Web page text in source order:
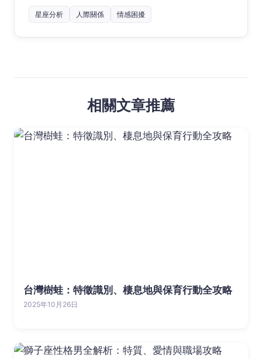
星座分析 人際關係 情感困擾
相關文章推薦
台灣樹蛙：特徵識別、棲息地與保育行動全攻略
2025年10月26日